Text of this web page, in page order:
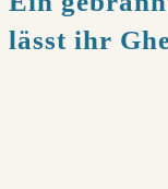
lässt ihr